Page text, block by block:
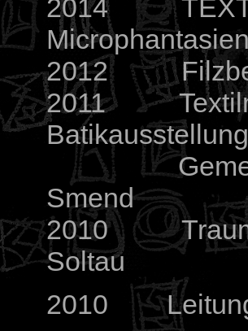
2014
2012
2011
Smend
2010
Soltau
2010 Leitung